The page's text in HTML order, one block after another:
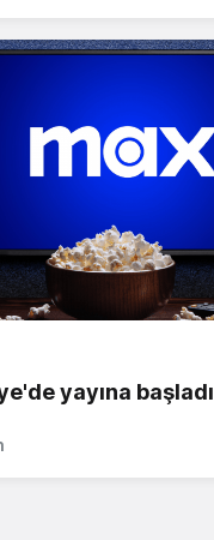
yayına başladı